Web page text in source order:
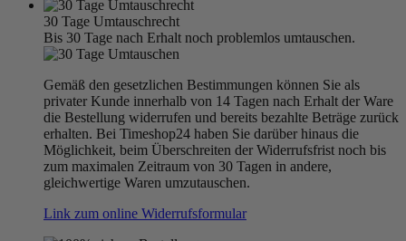
30 Tage Umtauschrecht
Bis 30 Tage nach Erhalt noch problemlos umtauschen.
Gemäß den gesetzlichen Bestimmungen können Sie als
privater Kunde innerhalb von 14 Tagen nach Erhalt der Ware
die Bestellung widerrufen und bereits bezahlte Beträge zurück
erhalten. Bei Timeshop24 haben Sie darüber hinaus die
Möglichkeit, beim Überschreiten der Widerrufsfrist noch bis
zum maximalen Zeitraum von 30 Tagen in andere,
gleichwertige Waren umzutauschen.
Link zum online Widerrufsformular